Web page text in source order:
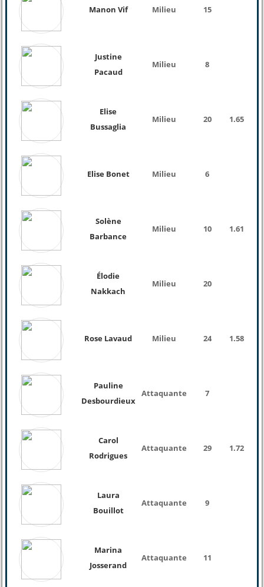
Manon Vif Milieu 15
Justine
Pacaud
Milieu 8
Elise
Bussaglia
Milieu 20 1.65
Elise Bonet Milieu 6
Solène
Barbance
Milieu 10 1.61
Élodie
Nakkach
Milieu 20
Rose Lavaud Milieu 24 1.58
Pauline
Desbourdieux
Attaquante 7
Carol
Rodrigues
Attaquante 29 1.72
Laura
Bouillot
Attaquante 9
Marina
Josserand
Attaquante 11